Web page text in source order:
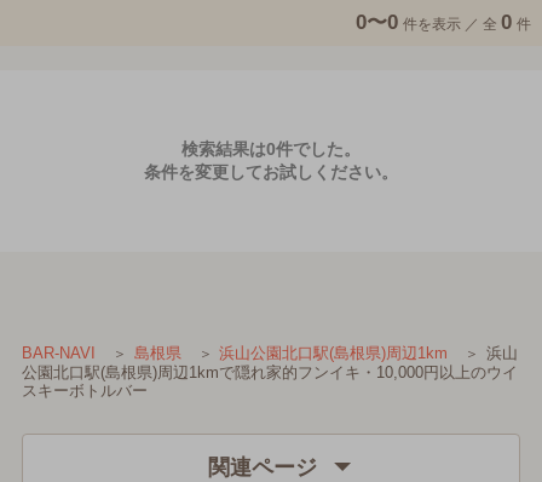
0〜0 件を表示 ／ 全 0 件
検索結果は0件でした。
条件を変更してお試しください。
BAR-NAVI 島根県 浜山公園北口駅(島根県)周辺1km
浜山
公園北口駅(島根県)周辺1kmで隠れ家的フンイキ・10,000円以上のウイ
スキーボトルバー
関連ページ